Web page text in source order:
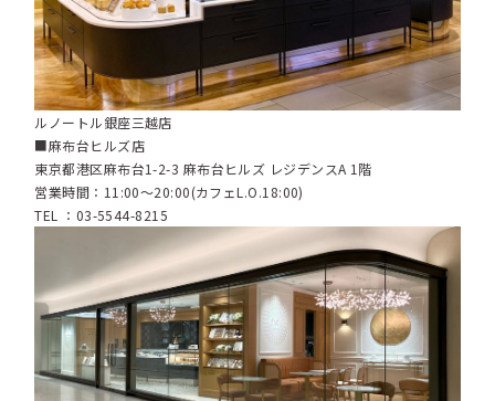
ルノートル銀座三越店
■麻布台ヒルズ店
東京都港区麻布台1-2-3 麻布台ヒルズ レジデンスA 1階
営業時間：11:00～20:00(カフェL.O.18:00)
TEL ：03-5544-8215